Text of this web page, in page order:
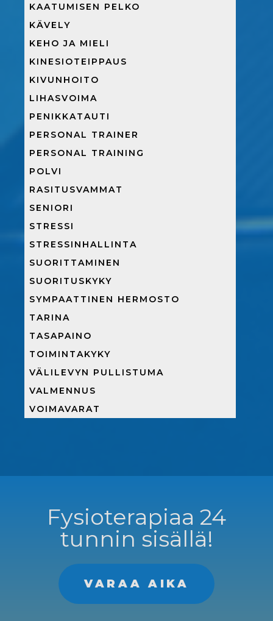
KAATUMISEN PELKO
KÄVELY
KEHO JA MIELI
KINESIOTEIPPAUS
KIVUNHOITO
LIHASVOIMA
PENIKKATAUTI
PERSONAL TRAINER
PERSONAL TRAINING
POLVI
RASITUSVAMMAT
SENIORI
STRESSI
STRESSINHALLINTA
SUORITTAMINEN
SUORITUSKYKY
SYMPAATTINEN HERMOSTO
TARINA
TASAPAINO
TOIMINTAKYKY
VÄLILEVYN PULLISTUMA
VALMENNUS
VOIMAVARAT
Fysioterapiaa 24
tunnin sisällä!
VARAA AIKA